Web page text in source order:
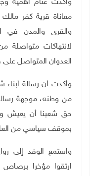
وأكدت غنام أهمية
معاناة قرية كفر
والقرى والمدن في
لانتهاكات متواصلة
العدوان المتواصل على
وأكدت أن رسالة أبناء
من وطنه، موجهة
حق شعبنا أن يعيش
بموقف سياسي من
واستمع الوفد إلى
ارتقوا مؤخرا برصاص